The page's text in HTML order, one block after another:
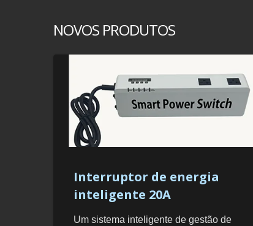
NOVOS PRODUTOS
Interruptor de energia
inteligente 20A
Um sistema inteligente de gestão de